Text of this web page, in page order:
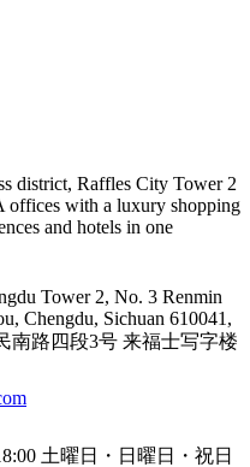
district, Raffles City Tower 2
offices with a luxury shopping
and hotels in one
Tower 2, No. 3 Renmin
Chengdu, Sichuan 610041,
南路四段3号 来福士写字楼
土曜日・日曜日・祝日